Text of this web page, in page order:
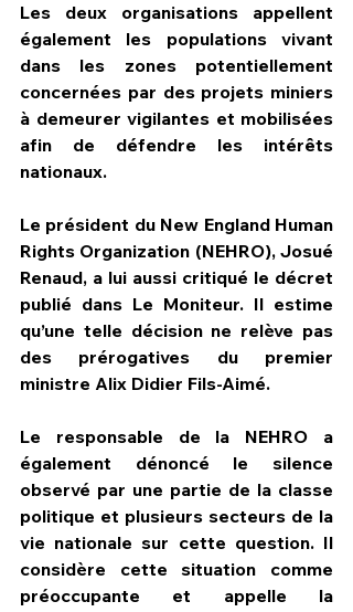
Les deux organisations appellent
également les populations vivant
dans les zones potentiellement
concernées par des projets miniers
à demeurer vigilantes et mobilisées
afin de défendre les intérêts
nationaux.
Le président du New England Human
Rights Organization (NEHRO), Josué
Renaud, a lui aussi critiqué le décret
publié dans Le Moniteur. Il estime
qu’une telle décision ne relève pas
des prérogatives du premier
ministre Alix Didier Fils-Aimé.
Le responsable de la NEHRO a
également dénoncé le silence
observé par une partie de la classe
politique et plusieurs secteurs de la
vie nationale sur cette question. Il
considère cette situation comme
préoccupante et appelle la